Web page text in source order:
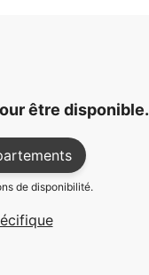
être disponible.
de disponibilité.